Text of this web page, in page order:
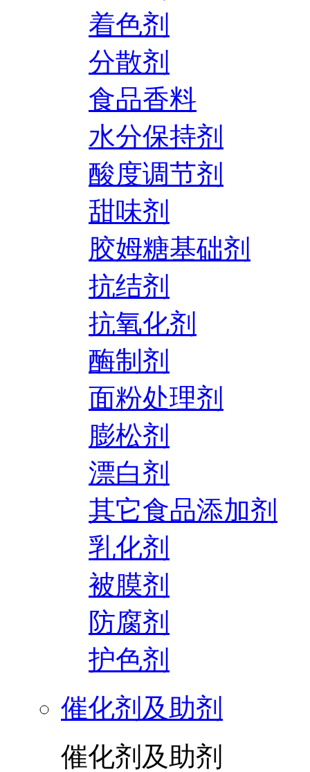
着色剂
分散剂
食品香料
水分保持剂
酸度调节剂
甜味剂
胶姆糖基础剂
抗结剂
抗氧化剂
酶制剂
面粉处理剂
膨松剂
漂白剂
其它食品添加剂
乳化剂
被膜剂
防腐剂
护色剂
催化剂及助剂
催化剂及助剂